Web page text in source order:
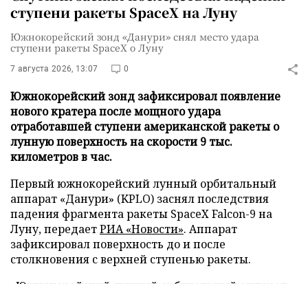
ступени ракеты SpaceX на Луну
Южнокорейский зонд «Данури» снял место удара
ступени ракеты SpaceX о Луну
7 августа 2026, 13:07 0
Южнокорейский зонд зафиксировал появление
нового кратера после мощного удара
отработавшей ступени американской ракеты о
лунную поверхность на скорости 9 тыс.
километров в час.
Первый южнокорейский лунный орбитальный
аппарат «Данури» (KPLO) заснял последствия
падения фрагмента ракеты SpaceX Falcon-9 на
Луну, передаетРИА «Новости». Аппарат
зафиксировал поверхность до и после
столкновения с верхней ступенью ракеты.